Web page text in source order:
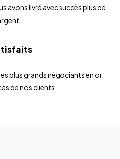
avons livré avec succès plus de
plus grands négociants en or
de nos clients.